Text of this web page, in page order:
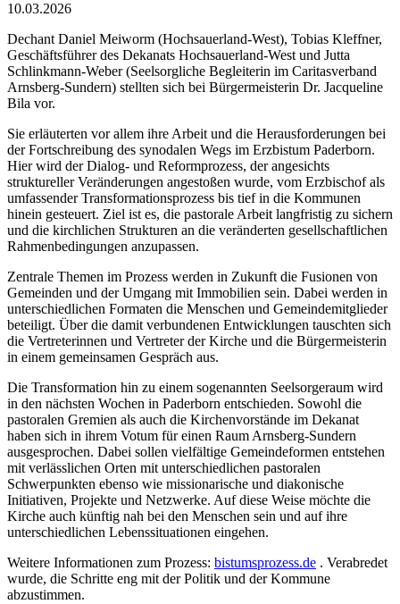
10.03.2026
Dechant Daniel Meiworm (Hochsauerland-West), Tobias Kleffner,
Geschäftsführer des Dekanats Hochsauerland-West und Jutta
Schlinkmann-Weber (Seelsorgliche Begleiterin im Caritasverband
Arnsberg-Sundern) stellten sich bei Bürgermeisterin Dr. Jacqueline
Bila vor.
Sie erläuterten vor allem ihre Arbeit und die Herausforderungen bei
der Fortschreibung des synodalen Wegs im Erzbistum Paderborn.
Hier wird der Dialog- und Reformprozess, der angesichts
struktureller Veränderungen angestoßen wurde, vom Erzbischof als
umfassender Transformationsprozess bis tief in die Kommunen
hinein gesteuert. Ziel ist es, die pastorale Arbeit langfristig zu sichern
und die kirchlichen Strukturen an die veränderten gesellschaftlichen
Rahmenbedingungen anzupassen.
Zentrale Themen im Prozess werden in Zukunft die Fusionen von
Gemeinden und der Umgang mit Immobilien sein. Dabei werden in
unterschiedlichen Formaten die Menschen und Gemeindemitglieder
beteiligt. Über die damit verbundenen Entwicklungen tauschten sich
die Vertreterinnen und Vertreter der Kirche und die Bürgermeisterin
in einem gemeinsamen Gespräch aus.
Die Transformation hin zu einem sogenannten Seelsorgeraum wird
in den nächsten Wochen in Paderborn entschieden. Sowohl die
pastoralen Gremien als auch die Kirchenvorstände im Dekanat
haben sich in ihrem Votum für einen Raum Arnsberg-Sundern
ausgesprochen. Dabei sollen vielfältige Gemeindeformen entstehen
mit verlässlichen Orten mit unterschiedlichen pastoralen
Schwerpunkten ebenso wie missionarische und diakonische
Initiativen, Projekte und Netzwerke. Auf diese Weise möchte die
Kirche auch künftig nah bei den Menschen sein und auf ihre
unterschiedlichen Lebenssituationen eingehen.
Weitere Informationen zum Prozess: bistumsprozess.de . Verabredet
wurde, die Schritte eng mit der Politik und der Kommune
abzustimmen.